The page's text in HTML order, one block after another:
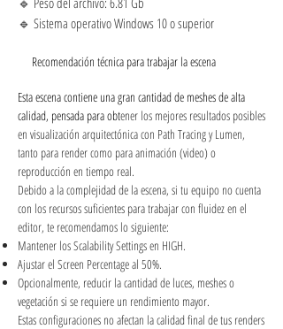
🔹 Sistema operativo Windows 10 o superior
Recomendación técnica para trabajar la escena
Esta escena contiene una gran cantidad de meshes de alta
calidad, pensada para obtener los mejores resultados posibles
en visualización arquitectónica con Path Tracing y Lumen,
tanto para render como para animación (video) o
reproducción en tiempo real.
Debido a la complejidad de la escena, si tu equipo no cuenta
con los recursos suficientes para trabajar con fluidez en el
editor, te recomendamos lo siguiente:
Mantener los Scalability Settings en HIGH.
Ajustar el Screen Percentage al 50%.
Opcionalmente, reducir la cantidad de luces, meshes o
vegetación si se requiere un rendimiento mayor.
Estas configuraciones no afectan la calidad final de tus renders